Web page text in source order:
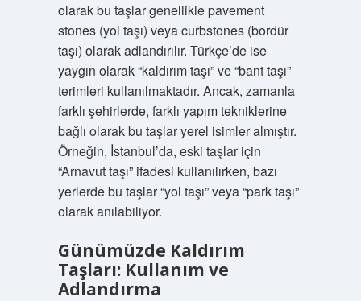
olarak bu taşlar genellikle pavement
stones (yol taşı) veya curbstones (bordür
taşı) olarak adlandırılır. Türkçe’de ise
yaygın olarak “kaldırım taşı” ve “bant taşı”
terimleri kullanılmaktadır. Ancak, zamanla
farklı şehirlerde, farklı yapım tekniklerine
bağlı olarak bu taşlar yerel isimler almıştır.
Örneğin, İstanbul’da, eski taşlar için
“Arnavut taşı” ifadesi kullanılırken, bazı
yerlerde bu taşlar “yol taşı” veya “park taşı”
olarak anılabiliyor.
Günümüzde Kaldırım
Taşları: Kullanım ve
Adlandırma